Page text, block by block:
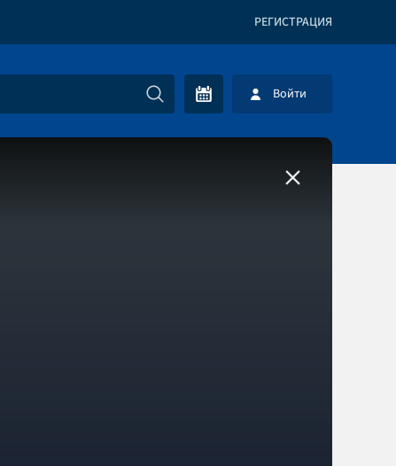
РЕГИСТРАЦИЯ
Войти